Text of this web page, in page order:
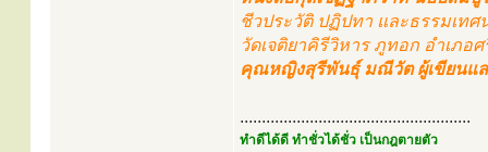
ชีวประวัติ ปฏิปทา และธรรมเท
วัดเจติยาคิรีวิหาร ภูทอก อำเภ
คุณหญิงสุรีพันธุ์ มณีวัต ผู้เขียนแล
.....................................................
ทำดีได้ดี ทำชั่วได้ชั่ว เป็นกฎตายตัว